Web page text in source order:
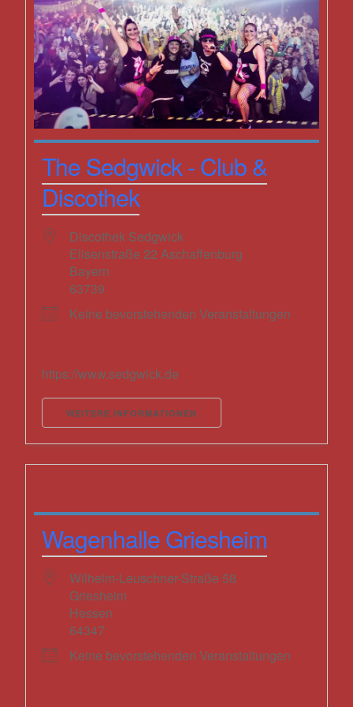
The Sedgwick - Club &
Discothek
Discothek Sedgwick
Elisenstraße 22 Aschaffenburg
Bayern
63739
Keine bevorstehenden Veranstaltungen
https://www.sedgwick.de
WEITERE INFORMATIONEN
Wagenhalle Griesheim
Wilhelm-Leuschner-Straße 58
Griesheim
Hessen
64347
Keine bevorstehenden Veranstaltungen